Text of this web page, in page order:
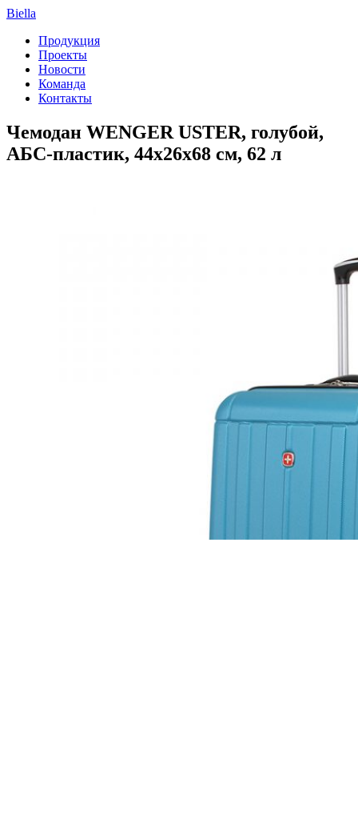
Biella
Продукция
Проекты
Новости
Команда
Контакты
Чемодан WENGER USTER, голубой,
АБС-пластик, 44x26x68 см, 62 л